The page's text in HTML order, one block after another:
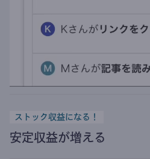
ストック収益になる！
安定収益が増える